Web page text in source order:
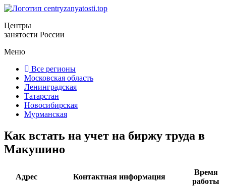
Центры
занятости России
Меню
Все регионы
Московская область
Ленинградская
Татарстан
Новосибирская
Мурманская
Как встать на учет на биржу труда в
Макушино
Адрес Контактная информация
Время
работы